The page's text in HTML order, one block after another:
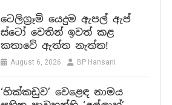
ටෙලිග්‍රෑම් යෙදුම ඇපල් ඇප්
ස්ටෝ වෙතින් ඉවත් කළ
කතාවේ ඇත්ත නැත්ත!
August 6, 2026 BP Hansani
‘හික්කඩුව’ වෙළෙඳ නාමය